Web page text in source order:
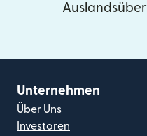
Unternehmen
Über Uns
Investoren